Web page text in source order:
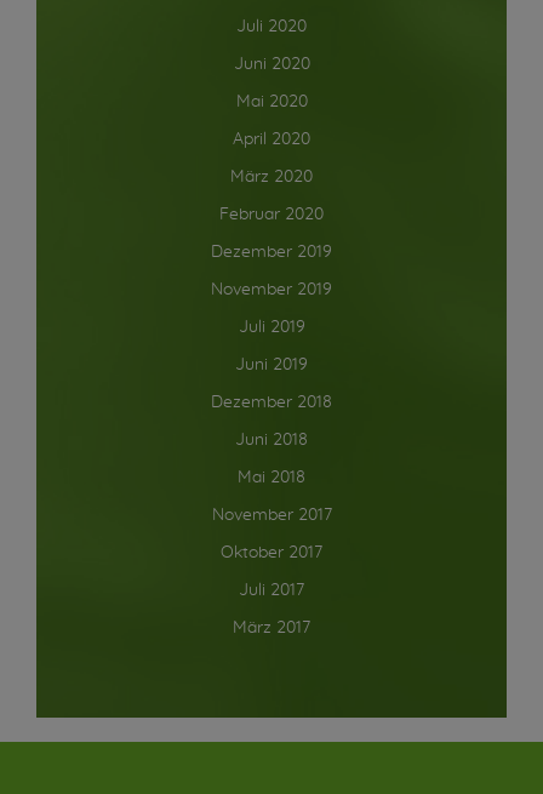
Juli 2020
Juni 2020
Mai 2020
April 2020
März 2020
Februar 2020
Dezember 2019
November 2019
Juli 2019
Juni 2019
Dezember 2018
Juni 2018
Mai 2018
November 2017
Oktober 2017
Juli 2017
März 2017